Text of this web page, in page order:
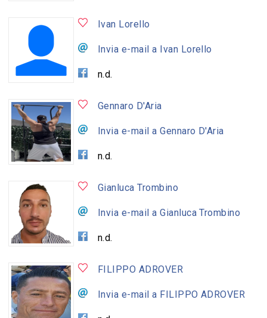
Ivan Lorello
Invia e-mail a Ivan Lorello
n.d.
Gennaro D'Aria
Invia e-mail a Gennaro D'Aria
n.d.
Gianluca Trombino
Invia e-mail a Gianluca Trombino
n.d.
FILIPPO ADROVER
Invia e-mail a FILIPPO ADROVER